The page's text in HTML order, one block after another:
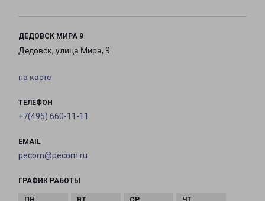
ДЕДОВСК МИРА 9
Дедовск, улица Мира, 9
на карте
ТЕЛЕФОН
+7(495) 660-11-11
EMAIL
pecom@pecom.ru
ГРАФИК РАБОТЫ